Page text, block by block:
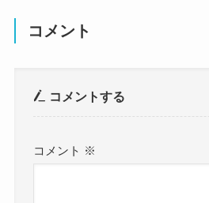
コメント
コメントする
コメント ※